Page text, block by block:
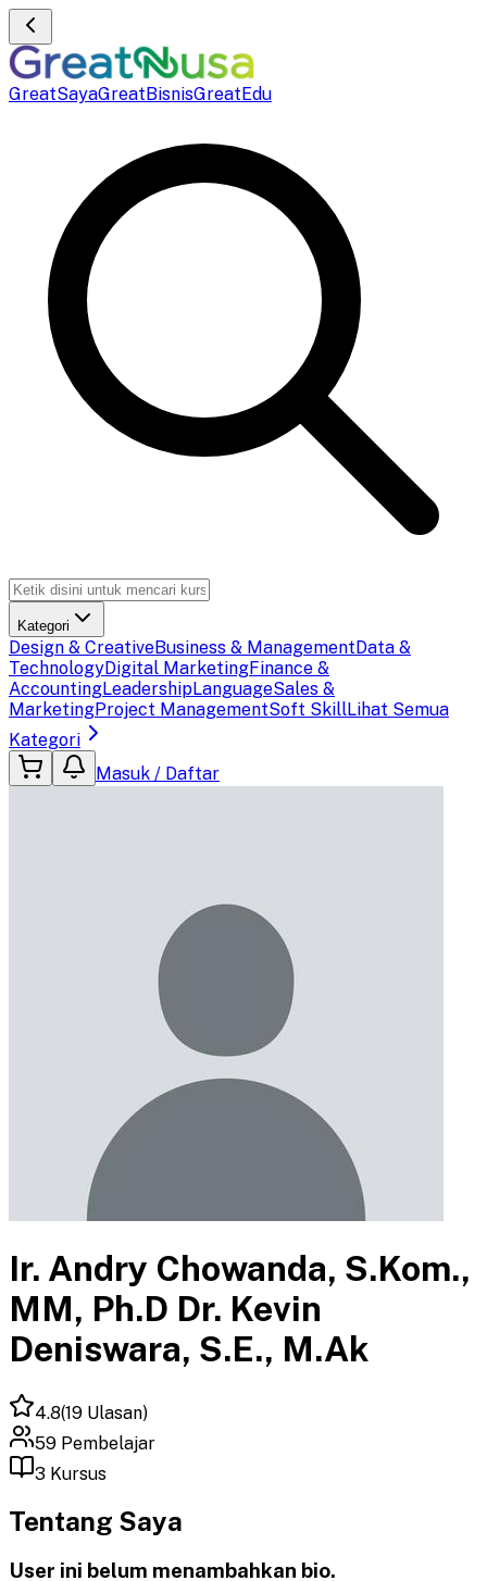
GreatSayaGreatBisnisGreatEdu
Kategori
Design & CreativeBusiness & ManagementData &
TechnologyDigital MarketingFinance &
AccountingLeadershipLanguageSales &
MarketingProject ManagementSoft SkillLihat Semua
Kategori
Masuk / Daftar
Ir. Andry Chowanda, S.Kom.,
MM, Ph.D Dr. Kevin
Deniswara, S.E., M.Ak
4.8(19 Ulasan)
59 Pembelajar
3 Kursus
Tentang Saya
User ini belum menambahkan bio.